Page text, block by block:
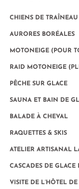
CHIENS DE TRAÎNEAU
AURORES BORÉALES
MOTONEIGE (POUR
RAID MOTONEIGE
PÊCHE SUR GLACE
SAUNA ET BAIN DE
BALADE À CHEVAL
RAQUETTES & SKIS
ATELIER ARTISANAL
CASCADES DE
VISITE DE L’HÔTEL